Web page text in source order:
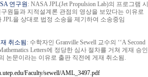
연구원 : NASA JPL(Jet Propulsion Lab)의 프로그램 시
구원들과 지적설계론 관점의 영상을 보았다는 이유로
JPL을 상대로 법정 소송을 제기하여 소송중임
취소됨 : 수학자인 Granville Sewell 교수의 ‘‘A Second
Letters에 정당한 심사 절차를 거쳐 게재 승인
논문이라는 이유로 출판 직전에 게재 취소됨.
Faculty/sewell/AML_3497.pdf